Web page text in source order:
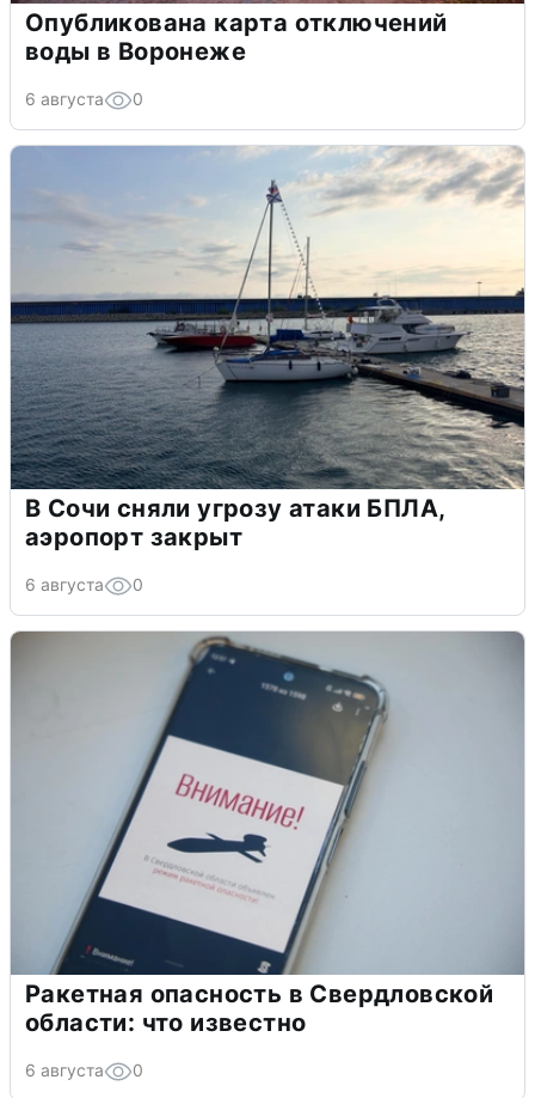
Опубликована карта отключений
воды в Воронеже
6 августа 0
В Сочи сняли угрозу атаки БПЛА,
аэропорт закрыт
6 августа 0
Ракетная опасность в Свердловской
области: что известно
6 августа 0